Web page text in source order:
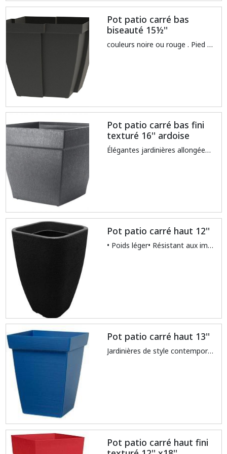
Pot patio carré bas
biseauté 15½''
couleurs noire ou rouge . Pied disponible pour conversion en urne = 7.00$
Pot patio carré bas fini
texturé 16'' ardoise
Élégantes jardinières allongées ayant un fini unique avec texture verticale, réservoir d'eau et protection anti-débordementFabriqué de thermoplastique recyclable et non toxiqueTraité contre les rayons UV pour éviter la décoloration et le fendillement par le soleilRéservoir d’eau intégré, favorisant la santé des plantes et réduisant les périodes d’arrosageRésistant aux impactsIdéal pour la culture des fruits et des légumes
Pot patio carré haut 12''
• Poids léger• Résistant aux impacts• Résistant à toutes les intempéries• Polyéthylènenoir/stone/sand
Pot patio carré haut 13''
Jardinières de style contemporain ayant un fini unique avec texture horizontale, réservoir d'eau et protection anti-débordement.
Pot patio carré haut fini